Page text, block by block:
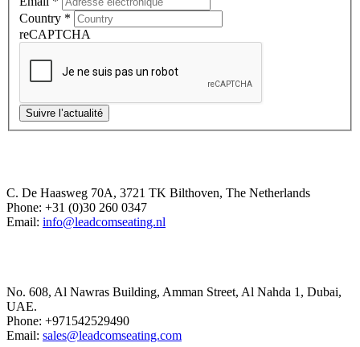
Country *
reCAPTCHA
Suivre l’actualité
C. De Haasweg 70A, 3721 TK Bilthoven, The Netherlands
Phone: +31 (0)30 260 0347
Email: info@leadcomseating.nl
No. 608, Al Nawras Building, Amman Street, Al Nahda 1, Dubai,
UAE.
Phone: +971542529490
Email: sales@leadcomseating.com